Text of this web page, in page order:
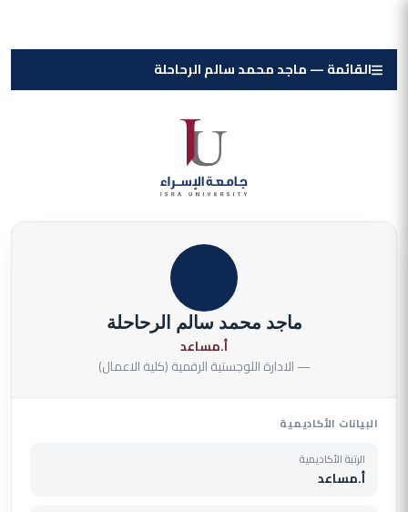
القائمة — ماجد محمد سالم الرحاحلة
ماجد محمد سالم الرحاحلة
أ.مساعد
— الادارة اللوجستية الرقمية (كلية الاعمال)
البيانات الأكاديمية
الرتبة الأكاديمية
أ.مساعد